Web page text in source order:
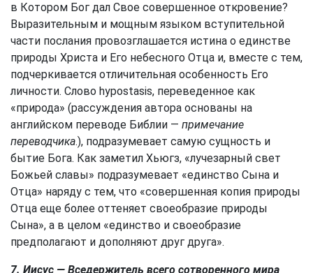
в Котором Бог дал Свое совершенное откровение?
Выразительным и мощным языком вступительной
части послания провозглашается истина о единстве
природы Христа и Его небесного Отца и, вместе с тем,
подчеркивается отличительная особенность Его
личности. Слово hypostasis, переведенное как
«природа» (рассуждения автора основаны на
английском переводе Библии — примечание
переводчика.), подразумевает самую сущность и
бытие Бога. Как заметил Хьюгз, «лучезарный свет
Божьей славы» подразумевает «единство Сына и
Отца» наряду с тем, что «совершенная копия природы
Отца еще более оттеняет своеобразие природы
Сына», а в целом «единство и своеобразие
предполагают и дополняют друг друга».
7. Иисус — Вседержитель всего сотворенного мира